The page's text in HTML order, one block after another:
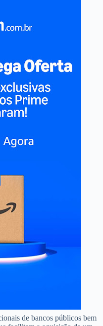
de bancos públicos bem